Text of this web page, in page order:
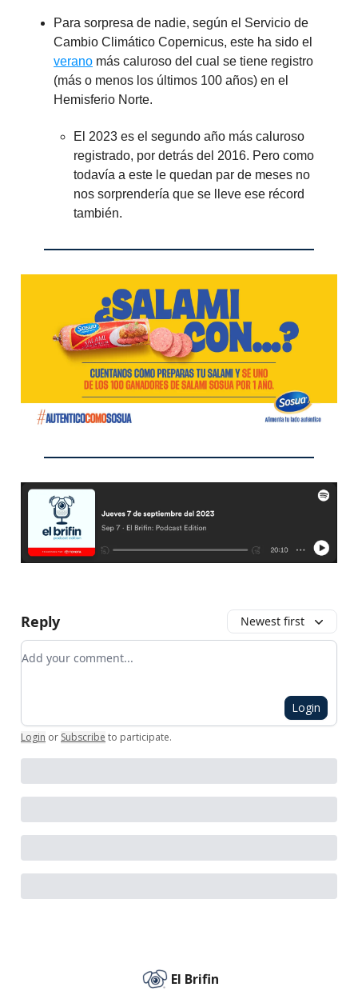
Para sorpresa de nadie, según el Servicio de
Cambio Climático Copernicus, este ha sido el
verano más caluroso del cual se tiene registro
(más o menos los últimos 100 años) en el
Hemisferio Norte.
El 2023 es el segundo año más caluroso
registrado, por detrás del 2016. Pero como
todavía a este le quedan par de meses no
nos sorprendería que se lleve ese récord
también.
Reply Newest first
Add your comment
Login
Login or Subscribe to participate.
El Brifin